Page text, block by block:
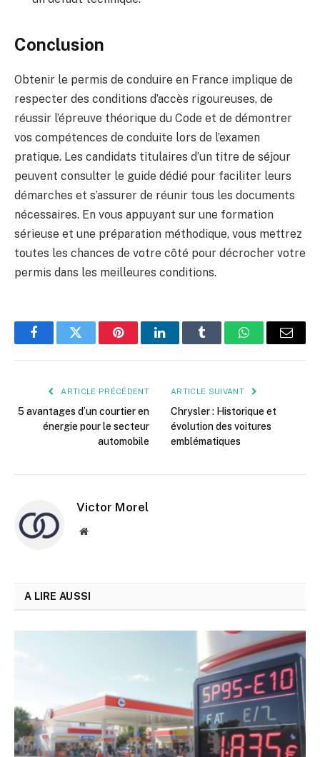
Conclusion
Obtenir le permis de conduire en France implique de
respecter des conditions d’accès rigoureuses, de
réussir l’épreuve théorique du Code et de démontrer
vos compétences de conduite lors de l’examen
pratique. Les candidats titulaires d’un titre de séjour
peuvent consulter le guide dédié pour faciliter leurs
démarches et s’assurer de réunir tous les documents
nécessaires. En vous appuyant sur une formation
sérieuse et une préparation méthodique, vous mettrez
toutes les chances de votre côté pour décrocher votre
permis dans les meilleures conditions.
FacebookTwitter PinterestLinkedInTumblr WhatsApp
E-
ARTICLE PRÉCÉDENT
5 avantages d’un courtier en
énergie pour le secteur
automobile
ARTICLE SUIVANT
Chrysler : Historique et
évolution des voitures
emblématiques
Victor Morel
Site
A LIRE AUSSI